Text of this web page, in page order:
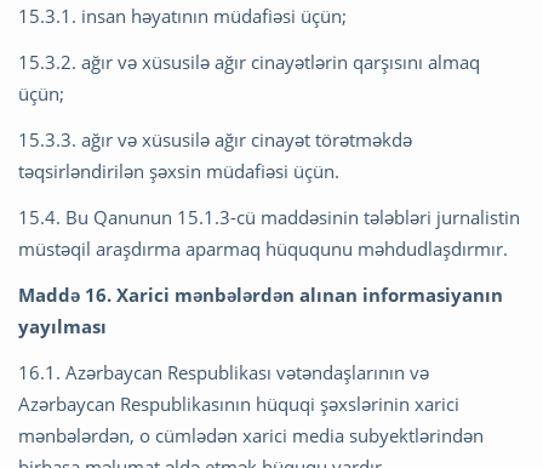
15.3.1. insan həyatının müdafiəsi üçün;
15.3.2. ağır və xüsusilə ağır cinayətlərin qarşısını almaq
üçün;
15.3.3. ağır və xüsusilə ağır cinayət törətməkdə
təqsirləndirilən şəxsin müdafiəsi üçün.
15.4. Bu Qanunun 15.1.3-cü maddəsinin tələbləri jurnalistin
müstəqil araşdırma aparmaq hüququnu məhdudlaşdırmır.
Maddə 16. Xarici mənbələrdən alınan informasiyanın
yayılması
16.1. Azərbaycan Respublikası vətəndaşlarının və
Azərbaycan Respublikasının hüquqi şəxslərinin xarici
mənbələrdən, o cümlədən xarici media subyektlərindən